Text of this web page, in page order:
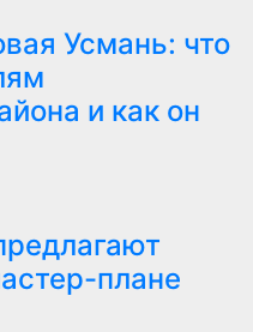
Усмань: что
и как он
плане